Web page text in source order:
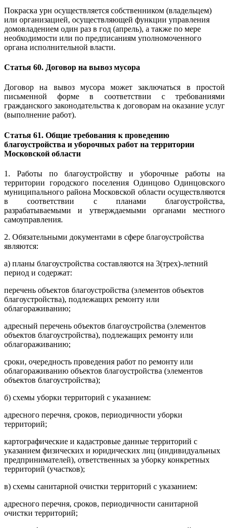
Покраска урн осуществляется собственником (владельцем)
или организацией, осуществляющей функции управления
домовладением один раз в год (апрель), а также по мере
необходимости или по предписаниям уполномоченного
органа исполнительной власти.
Статья 60. Договор на вывоз мусора
Договор на вывоз мусора может заключаться в простой
письменной форме в соответствии с требованиями
гражданского законодательства к договорам на оказание услуг
(выполнение работ).
Статья 61. Общие требования к проведению
благоустройства и уборочных работ на территории
Московской области
1. Работы по благоустройству и уборочные работы на
территории городского поселения Одинцово Одинцовского
муниципального района Московской области осуществляются
в соответствии с планами благоустройства,
разрабатываемыми и утверждаемыми органами местного
самоуправления.
2. Обязательными документами в сфере благоустройства
являются:
а) планы благоустройства составляются на 3(трех)-летний
период и содержат:
перечень объектов благоустройства (элементов объектов
благоустройства), подлежащих ремонту или
облагораживанию;
адресный перечень объектов благоустройства (элементов
объектов благоустройства), подлежащих ремонту или
облагораживанию;
сроки, очередность проведения работ по ремонту или
облагораживанию объектов благоустройства (элементов
объектов благоустройства);
б) схемы уборки территорий с указанием:
адресного перечня, сроков, периодичности уборки
территорий;
картографические и кадастровые данные территорий с
указанием физических и юридических лиц (индивидуальных
предпринимателей), ответственных за уборку конкретных
территорий (участков);
в) схемы санитарной очистки территорий с указанием:
адресного перечня, сроков, периодичности санитарной
очистки территорий;